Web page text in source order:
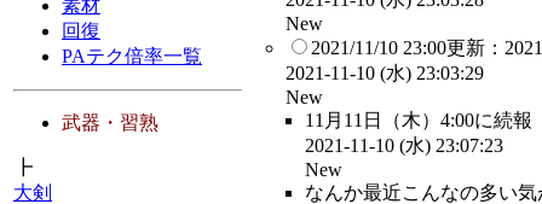
素材
回復
PAテク倍率一覧
武器・習熟
┣
大剣
New
2021/11/10 23:00更新：
2021-11-10 (水) 23:03:29
New
11月11日（木）4:00に続
2021-11-10 (水) 23:07:23
New
なんか最近こんなの多い